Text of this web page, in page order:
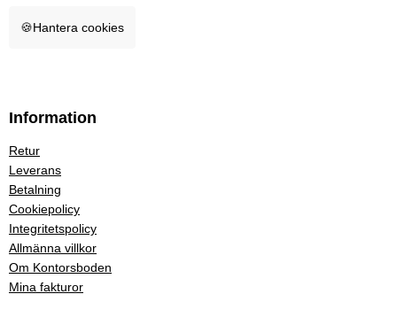
🍪Hantera cookies
Information
Retur
Leverans
Betalning
Cookiepolicy
Integritetspolicy
Allmänna villkor
Om Kontorsboden
Mina fakturor